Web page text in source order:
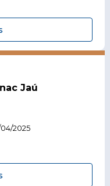
Jaú
2025